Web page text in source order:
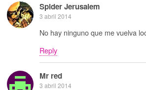
Spider Jerusalem
3 abril 2014
No hay ninguno que me vuelva
Reply
Mr red
3 abril 2014